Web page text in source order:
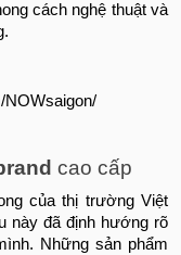
cách nghệ thuật và
NOWsaigon/
cao cấp
của thị trường Việt
này đã định hướng rõ
Những sản phẩm